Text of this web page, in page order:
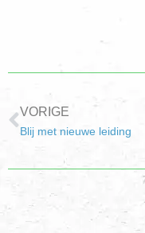
VORIGE
Blij met nieuwe leiding